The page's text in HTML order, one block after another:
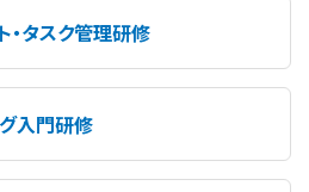
・タスク管理研修
入門研修